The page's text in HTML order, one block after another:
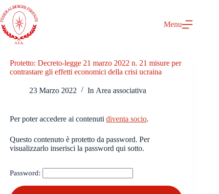
Salta
al
contenuto
Menu
Protetto: Decreto-legge 21 marzo 2022 n. 21 misure per
contrastare gli effetti economici della crisi ucraina
23 Marzo 2022 In Area associativa
Per poter accedere ai contenuti diventa socio.
Questo contenuto è protetto da password. Per
visualizzarlo inserisci la password qui sotto.
Password: